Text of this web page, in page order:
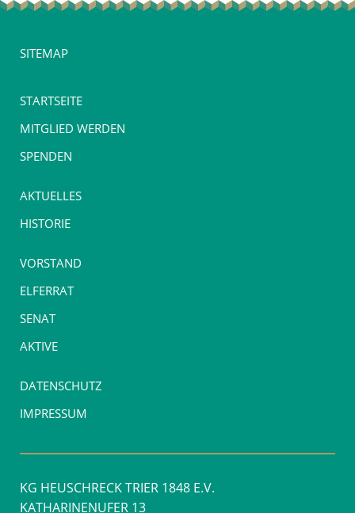
SITEMAP
STARTSEITE
MITGLIED WERDEN
SPENDEN
AKTUELLES
HISTORIE
VORSTAND
ELFERRAT
SENAT
AKTIVE
DATENSCHUTZ
IMPRESSUM
KG HEUSCHRECK TRIER 1848 E.V.
KATHARINENUFER 13